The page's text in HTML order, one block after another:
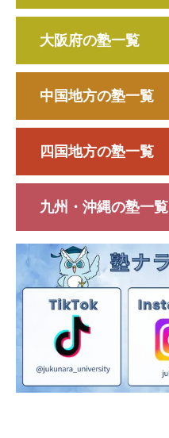
大阪府の塾一覧
中国地方の塾一覧
四国地方の塾一覧
九州・沖縄の塾一覧